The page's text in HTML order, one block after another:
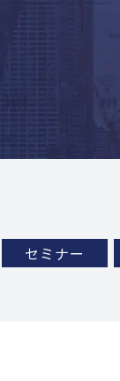
セミナー